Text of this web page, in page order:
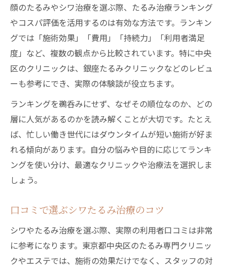
顔のたるみやシワ治療を選ぶ際、たるみ治療ランキング
やコスパ評価を活用するのは有効な方法です。ランキン
グでは「施術効果」「費用」「持続力」「利用者満足
度」など、複数の観点から比較されています。特に中央
区のクリニックは、銀座たるみクリニックなどのレビュ
ーも参考にでき、実際の体験談が役立ちます。
ランキングを鵜呑みにせず、なぜその順位なのか、どの
層に人気があるのかを読み解くことが大切です。たとえ
ば、忙しい働き世代にはダウンタイムが短い施術が好ま
れる傾向があります。自分の悩みや目的に応じてランキ
ングを使い分け、最適なクリニックや治療法を選択しま
しょう。
口コミで選ぶシワたるみ治療のコツ
シワやたるみ治療を選ぶ際、実際の利用者口コミは非常
に参考になります。東京都中央区のたるみ専門クリニッ
クやエステでは、施術の効果だけでなく、スタッフの対